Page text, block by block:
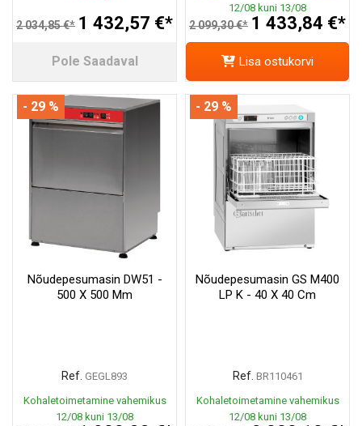
2 034,85 €* 1 432,57 €*
Pole Saadaval
12/08 kuni 13/08
2 099,30 €* 1 433,84 €*
Lisa ostukorvi
Nõudepesumasin DW51 -
500 X 500 Mm
Ref. GEGL893
Kohaletoimetamine vahemikus
12/08 kuni 13/08
- 29 %
Nõudepesumasin GS M400
LP K - 40 X 40 Cm
Ref. BR110461
Kohaletoimetamine vahemikus
12/08 kuni 13/08
- 29 %